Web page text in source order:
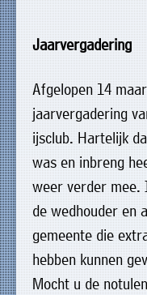
Jaarvergadering
Afgelopen 14
jaarvergadering
ijsclub. Hartelijk
was en inbreng
weer verder mee.
de wedhouder en
gemeente die
hebben kunnen
Mocht u de
Verenigingen
»
Bedrijven
»
Plaatselijk
belang
»
Informatie
lidmaatschap
»
't
Trefpunt
uit
de
volgende
personen:
Voorzitter
vacant
Secretaris
Michiel
Modderman
Penningmeester
vacant
Algemeen
lid
Anco
Hoen
Algemeen
lid
Ids
de
Haan